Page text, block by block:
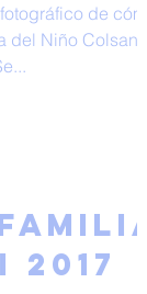
de cómo
Niño Colsantri